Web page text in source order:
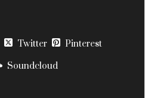
Twitter
Pinterest
Soundcloud